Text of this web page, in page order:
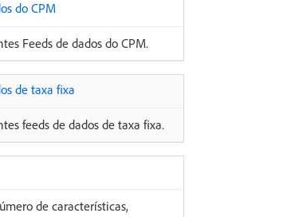
do CPM
Feeds de dados do CPM.
de taxa fixa
feeds de dados de taxa fixa.
de características,